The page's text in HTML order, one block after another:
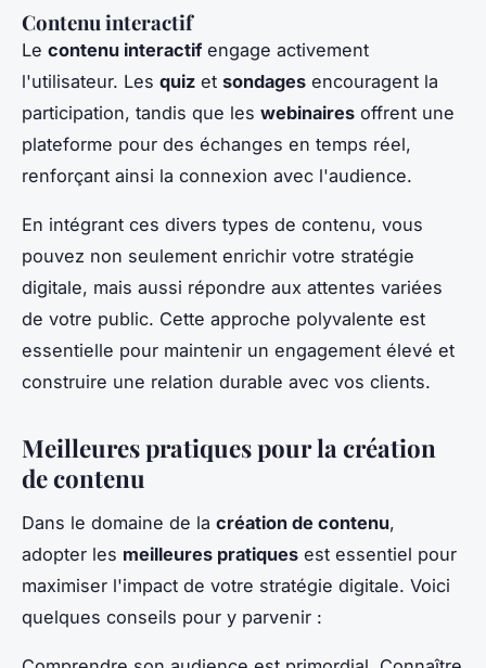
Contenu interactif
Le contenu interactifengage activement
l'utilisateur. Les quiz et sondages encouragent la
participation, tandis que les webinaires offrent une
plateforme pour des échanges en temps réel,
renforçant ainsi la connexion avec l'audience.
En intégrant ces divers types de contenu, vous
pouvez non seulement enrichir votre stratégie
digitale, mais aussi répondre aux attentes variées
de votre public. Cette approche polyvalente est
essentielle pour maintenir un engagement élevé et
construire une relation durable avec vos clients.
Meilleures pratiques pour la création
de contenu
Dans le domaine de la création de contenu,
adopter les meilleures pratiques est essentiel pour
maximiser l'impact de votre stratégie digitale. Voici
quelques conseils pour y parvenir :